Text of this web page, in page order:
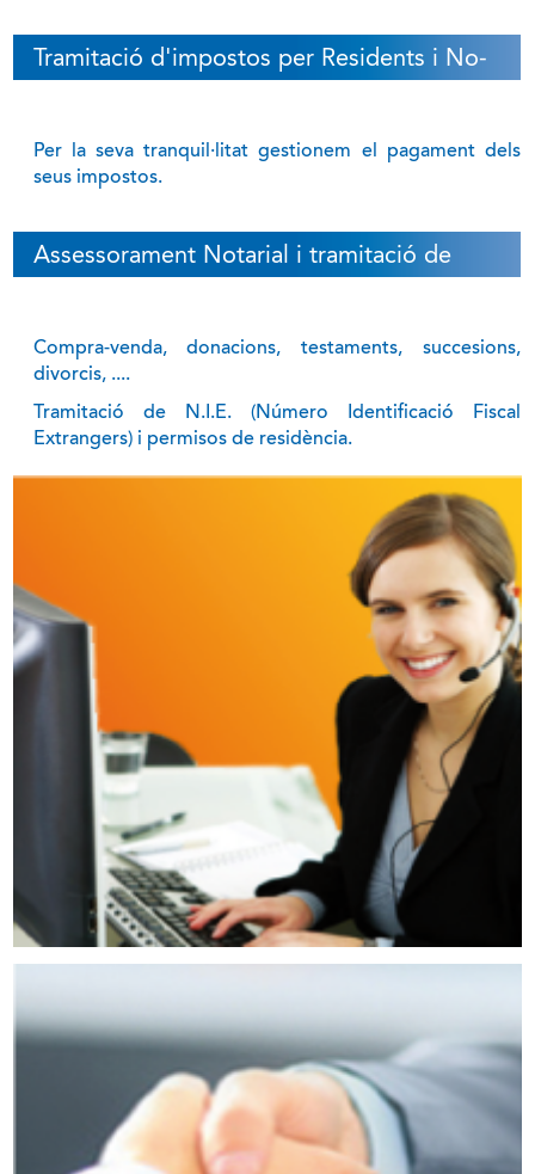
Tramitació d'impostos per Residents i No-
Per la seva tranquil·litat gestionem el pagament dels
seus impostos.
Assessorament Notarial i tramitació de
Compra-venda, donacions, testaments, succesions,
divorcis, ....
Tramitació de N.I.E. (Número Identificació Fiscal
Extrangers) i permisos de residència.